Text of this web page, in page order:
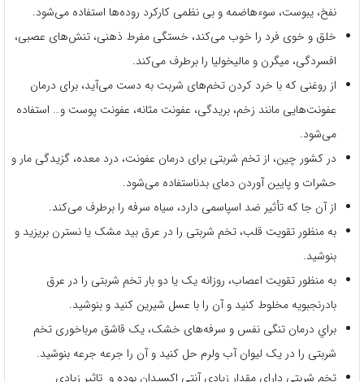
نفخ، یبوست، سوءهاضمه و بی نظمی کارکرد روده‌ها استفاده می‌شود.
خلق و خوی فرد را خوب می‌کند، خستگی مفرط ذهنی، تنش‌های عصبی،
افسردگی، میگرن و مالیخولیا را برطرف می‌کند.
از روغنی که با خرد کردن تخم‌های شربت به دست می‌آید، برای درمان
عفونت‌هایی مانند زخم، بریدگی، عفونت مثانه، عفونت پوست و… استفاده
می‌شود.
در کشور چین، از تخم شربتی برای درمان عفونت، درد معده، گزیدگی مار و
حشرات و پایین آوردن دمای بدناستفاده می‌شود.
از آن جا که تأثیر ضد اسپاسمی دارد، سیاه سرفه را برطرف می‌کند.
به منظور تقویت قلب، تخم شربتی را در عرق بید مشک یا نسترن بریزید و
بنوشید.
به منظور تقویت اعصاب، روزانه یک یا دو بار تخم شربتی را در عرق
بادرنجبویه مخلوط کنید و آن را با عسل شیرین کنید و بنوشید.
براي درمان تنگی نفس و سرفه‌های خشک، یک قاشق مرباخوری تخم
شربتی را در یک لیوان آب ولرم حل کنید و آن را جرعه جرعه بنوشید.
تخم شربتی دارای مقدار زیادی آنتی اکسیدان بوده و تاثير زيادي